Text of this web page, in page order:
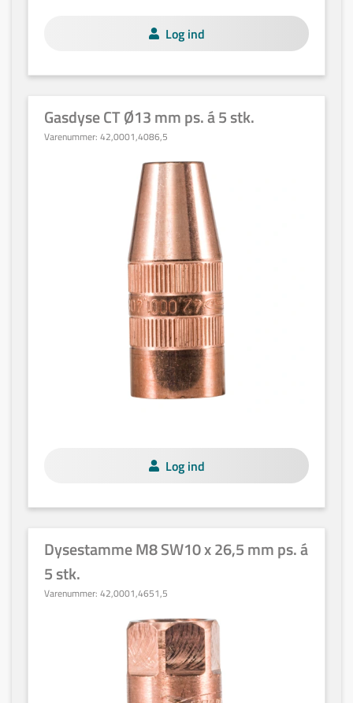
Log ind
Gasdyse CT Ø13 mm ps. á 5 stk.
Varenummer: 42,0001,4086,5
Log ind
Dysestamme M8 SW10 x 26,5 mm ps. á
5 stk.
Varenummer: 42,0001,4651,5